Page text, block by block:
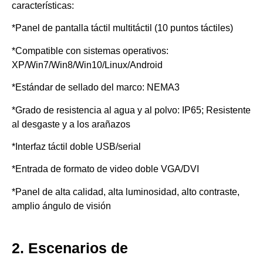
características:
*Panel de pantalla táctil multitáctil (10 puntos táctiles)
*Compatible con sistemas operativos:
XP/Win7/Win8/Win10/Linux/Android
*Estándar de sellado del marco: NEMA3
*Grado de resistencia al agua y al polvo: IP65; Resistente
al desgaste y a los arañazos
*Interfaz táctil doble USB/serial
*Entrada de formato de video doble VGA/DVI
*Panel de alta calidad, alta luminosidad, alto contraste,
amplio ángulo de visión
2. Escenarios de